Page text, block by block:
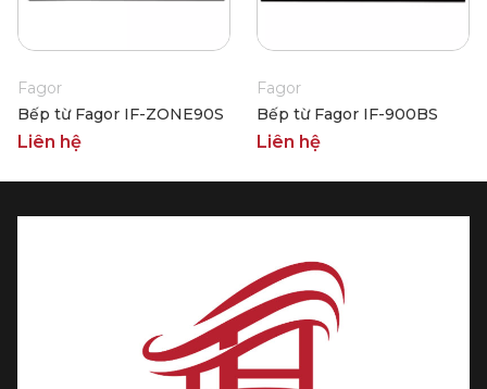
Fagor
Bếp từ Fagor IF-ZONE90S
Liên hệ
Fagor
Bếp từ Fagor IF-900BS
Liên hệ